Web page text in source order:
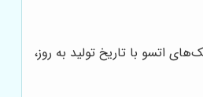
اتسو با تاریخ تولید به روز،